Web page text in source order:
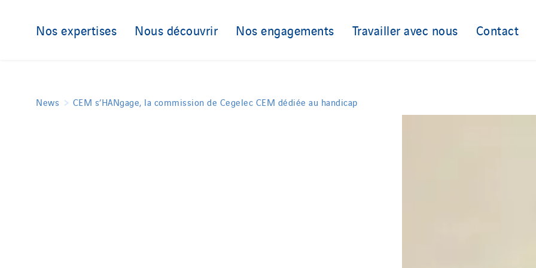
Nos expertises Nous découvrir Nos engagements Travailler avec nous Contact
News CEM s’HANgage, la commission de Cegelec CEM dédiée au handicap